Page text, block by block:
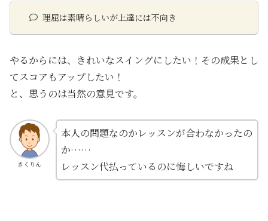
理屈は素晴らしいが上達には不向き
やるからには、きれいなスイングにしたい！その成果とし
てスコアもアップしたい！
と、思うのは当然の意見です。
きくりん
本人の問題なのかレッスンが合わなかったの
か……
レッスン代払っているのに悔しいですね